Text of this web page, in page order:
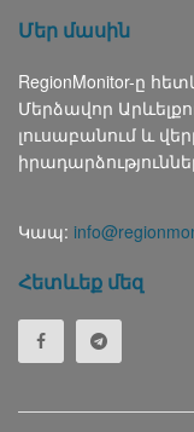
Մեր մասին
RegionMonitor-ը
Մերձավոր
լուսաբանում և
Կապ:
Հետևեք մեզ